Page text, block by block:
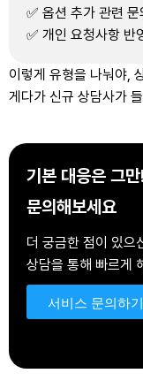
✅ 옵션 추가 관련 문
✅ 개인 요청사항 반
이렇게 유형을 나눠야,
게다가 신규 상담사가
기본 대응은 그만!
문의해보세요
더 궁금한 점이 있으
상담을 통해 빠르게
서비스 문의하기